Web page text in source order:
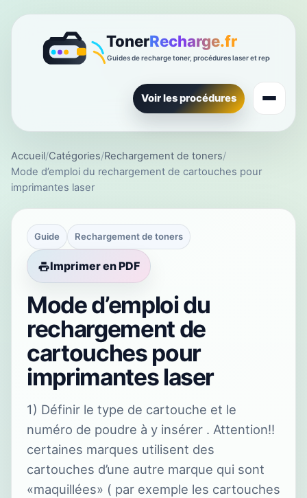
Voir les procédures
Accueil/Catégories/Rechargement de toners/
Mode d’emploi du rechargement de cartouches pour
imprimantes laser
Guide Rechargement de toners
Imprimer en PDF
Mode d’emploi du
rechargement de
cartouches pour
imprimantes laser
1) Définir le type de cartouche et le
numéro de poudre à y insérer . Attention!!
certaines marques utilisent des
cartouches d’une autre marque qui sont
«maquillées» ( par exemple les cartouches